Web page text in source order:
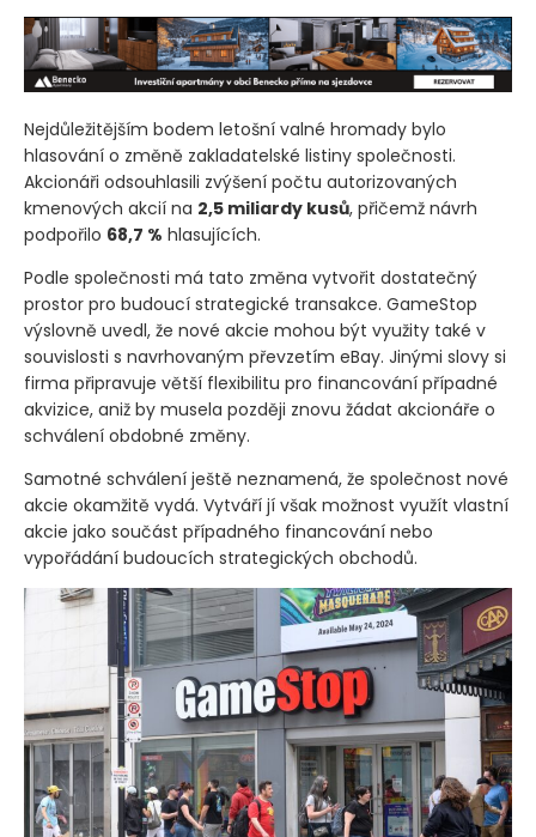
Nejdůležitějším bodem letošní valné hromady bylo
hlasování o změně zakladatelské listiny společnosti.
Akcionáři odsouhlasili zvýšení počtu autorizovaných
kmenových akcií na 2,5 miliardy kusů, přičemž návrh
podpořilo 68,7 % hlasujících.
Podle společnosti má tato změna vytvořit dostatečný
prostor pro budoucí strategické transakce. GameStop
výslovně uvedl, že nové akcie mohou být využity také v
souvislosti s navrhovaným převzetím eBay. Jinými slovy si
firma připravuje větší flexibilitu pro financování případné
akvizice, aniž by musela později znovu žádat akcionáře o
schválení obdobné změny.
Samotné schválení ještě neznamená, že společnost nové
akcie okamžitě vydá. Vytváří jí však možnost využít vlastní
akcie jako součást případného financování nebo
vypořádání budoucích strategických obchodů.